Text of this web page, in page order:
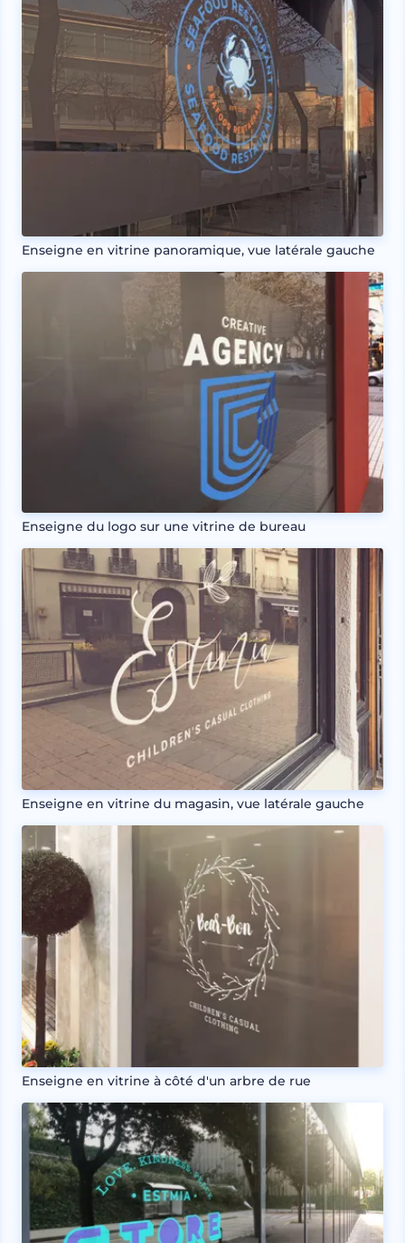
Enseigne en vitrine panoramique, vue latérale gauche
Enseigne du logo sur une vitrine de bureau
Enseigne en vitrine du magasin, vue latérale gauche
Enseigne en vitrine à côté d'un arbre de rue